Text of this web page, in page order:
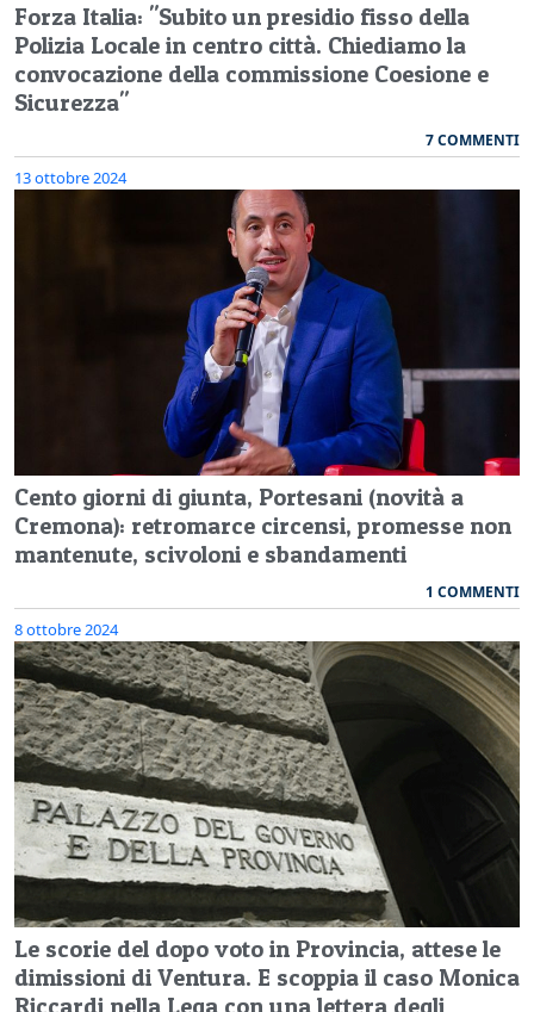
Forza Italia: "Subito un presidio fisso della
Polizia Locale in centro città. Chiediamo la
convocazione della commissione Coesione e
Sicurezza"
7 COMMENTI
13 ottobre 2024
Cento giorni di giunta, Portesani (novità a
Cremona): retromarce circensi, promesse non
mantenute, scivoloni e sbandamenti
1 COMMENTI
8 ottobre 2024
Le scorie del dopo voto in Provincia, attese le
dimissioni di Ventura. E scoppia il caso Monica
Riccardi nella Lega con una lettera degli